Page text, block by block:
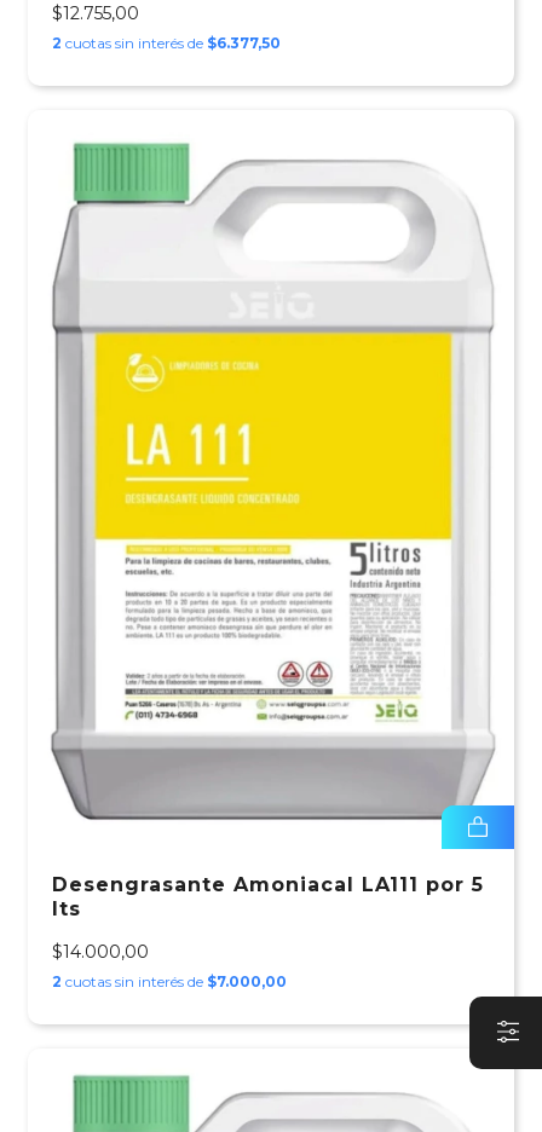
$12.755,00
2 cuotas sin interés de $6.377,50
Desengrasante Amoniacal LA111 por 5
lts
$14.000,00
2 cuotas sin interés de $7.000,00